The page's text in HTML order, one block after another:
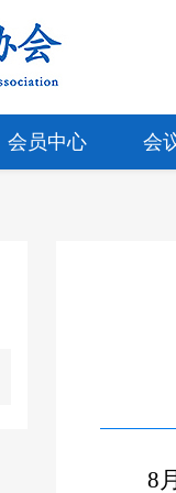
会员中心 会
8